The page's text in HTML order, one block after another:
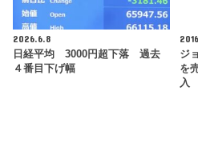
2026.6.8
日経平均 3000円超下落 過去
４番目下げ幅
ジ
を
入